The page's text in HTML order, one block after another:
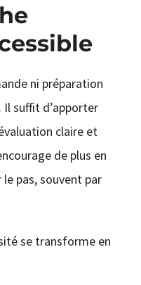
ni préparation
suffit d’apporter
claire et
de plus en
pas, souvent par
se transforme en